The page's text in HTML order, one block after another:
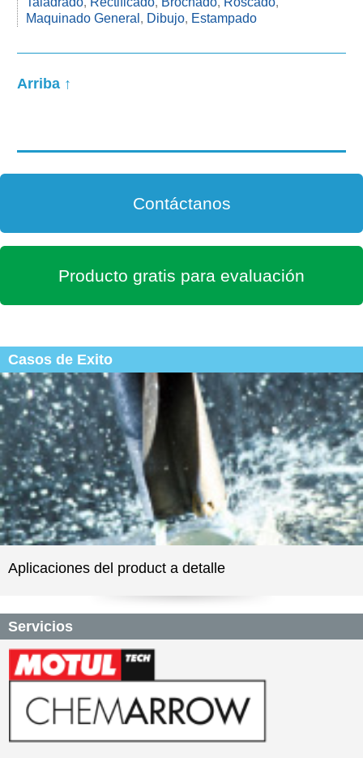
Maquinado General , Dibujo, Estampado
Arriba ↑
Contáctanos
Producto gratis para evaluación
Casos de Exito
Aplicaciones del product a detalle
Servicios